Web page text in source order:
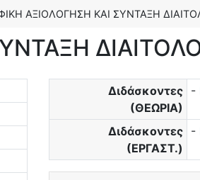
ΑΞΙΟΛΟΓΗΣΗ ΚΑΙ ΣΥΝΤΑΞΗ
Διδάσκοντες
(ΘΕΩΡΙΑ)
-
Διδάσκοντες
(ΕΡΓΑΣΤ.)
-